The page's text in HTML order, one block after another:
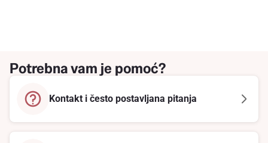
Potrebna vam je pomoć?
Kontakt i često postavljana pitanja